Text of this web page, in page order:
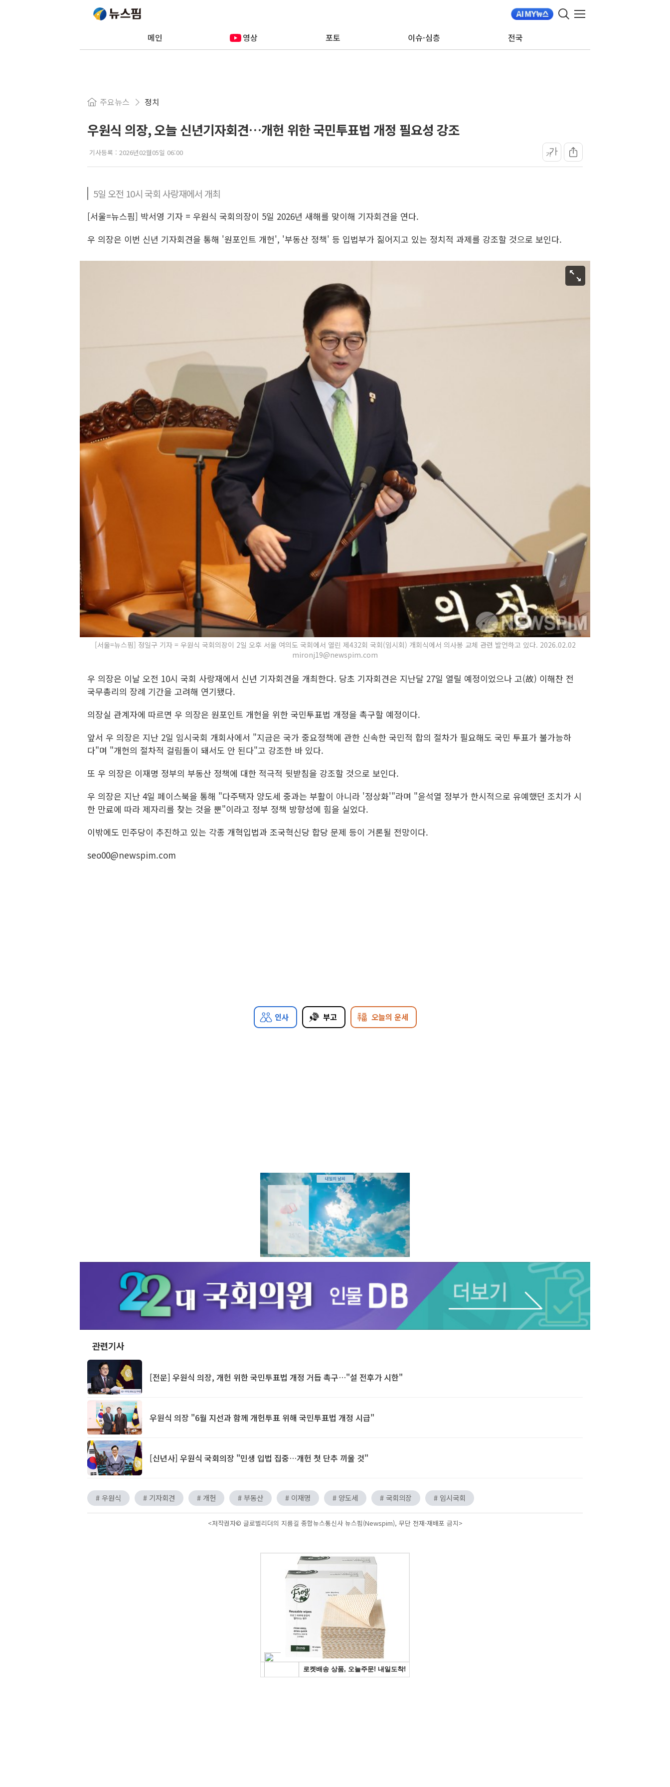
메인 영상 포토 이슈·심층 전국
주요뉴스 정치
우원식 의장, 오늘 신년기자회견…개헌 위한 국민투표법 개정 필요성 강조
기사등록 : 2026년02월05일 06:00 가가
5일 오전 10시 국회 사랑재에서 개최
[서울=뉴스핌] 박서영 기자 = 우원식 국회의장이 5일 2026년 새해를 맞이해 기자회견을 연다.
우 의장은 이번 신년 기자회견을 통해 '원포인트 개헌', '부동산 정책' 등 입법부가 짊어지고 있는 정치적 과제를 강조할 것으로 보인다.
[서울=뉴스핌] 정일구 기자 = 우원식 국회의장이 2일 오후 서울 여의도 국회에서 열린 제432회 국회(임시회) 개회식에서 의사봉 교체 관련 발언하고 있다. 2026.02.02
mironj19@newspim.com
우 의장은 이날 오전 10시 국회 사랑재에서 신년 기자회견을 개최한다. 당초 기자회견은 지난달 27일 열릴 예정이었으나 고(故) 이해찬 전
국무총리의 장례 기간을 고려해 연기됐다.
의장실 관계자에 따르면 우 의장은 원포인트 개헌을 위한 국민투표법 개정을 촉구할 예정이다.
앞서 우 의장은 지난 2일 임시국회 개회사에서 "지금은 국가 중요정책에 관한 신속한 국민적 합의 절차가 필요해도 국민 투표가 불가능하
다"며 "개헌의 절차적 걸림돌이 돼서도 안 된다"고 강조한 바 있다.
또 우 의장은 이재명 정부의 부동산 정책에 대한 적극적 뒷받침을 강조할 것으로 보인다.
우 의장은 지난 4일 페이스북을 통해 "다주택자 양도세 중과는 부활이 아니라 '정상화'"라며 "윤석열 정부가 한시적으로 유예했던 조치가 시
한 만료에 따라 제자리를 찾는 것을 뿐"이라고 정부 정책 방향성에 힘을 실었다.
이밖에도 민주당이 추진하고 있는 각종 개혁입법과 조국혁신당 합당 문제 등이 거론될 전망이다.
seo00@newspim.com
인사 부고 오늘의 운세
Unmute
관련기사
[전문] 우원식 의장, 개헌 위한 국민투표법 개정 거듭 촉구…"설 전후가 시한"
우원식 의장 "6월 지선과 함께 개헌투표 위해 국민투표법 개정 시급"
[신년사] 우원식 국회의장 "민생 입법 집중…개헌 첫 단추 끼울 것"
# 우원식 # 기자회견 # 개헌 # 부동산 # 이재명 # 양도세 # 국회의장 # 임시국회
<저작권자© 글로벌리더의 지름길 종합뉴스통신사 뉴스핌(Newspim), 무단 전재-재배포 금지>